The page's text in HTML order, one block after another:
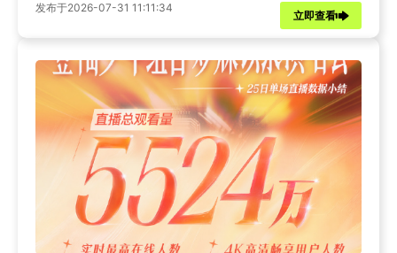
台的现场直播，成为大家最关心的话题。本文将为您详细梳
理7月31日焦点赛程，并带来实用的直播观看全攻略。
发布于2026-07-31 11:11:34
立即查看